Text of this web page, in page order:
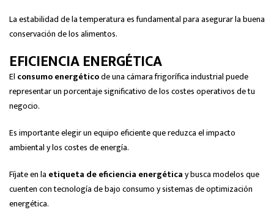
La estabilidad de la temperatura es fundamental para asegurar la buena
conservación de los alimentos.
EFICIENCIA ENERGÉTICA
El consumo energéticode una cámara frigorífica industrial puede
representar un porcentaje significativo de los costes operativos de tu
negocio.
Es importante elegir un equipo eficiente que reduzca el impacto
ambiental y los costes de energía.
Fíjate en la etiqueta de eficiencia energéticay busca modelos que
cuenten con tecnología de bajo consumo y sistemas de optimización
energética.